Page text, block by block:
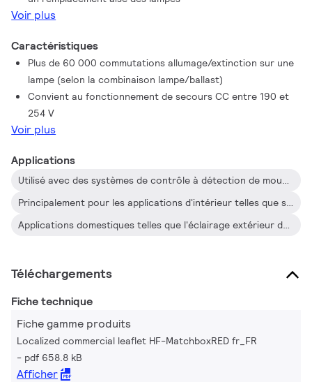
Voir plus
Caractéristiques
Plus de 60 000 commutations allumage/extinction sur une
lampe (selon la combinaison lampe/ballast)
Convient au fonctionnement de secours CC entre 190 et
254 V
Voir plus
Applications
Utilisé avec des systèmes de contrôle à détection de mouvement tels que Philips OccuPlus
Principalement pour les applications d'intérieur telles que spots, plafonniers, caissons lumineux, dispositifs de secours et de sécurité utilisés couramment dans les commerces, les immeubles de bureaux, les hôtels, les maisons et les immeubles résidentiels
Applications domestiques telles que l'éclairage extérieur du jardin, les garages, les escaliers
Téléchargements
Fiche technique
Fiche gamme produits
Localized commercial leaflet HF-MatchboxRED fr_FR
pdf 658.8 kB
Afficher